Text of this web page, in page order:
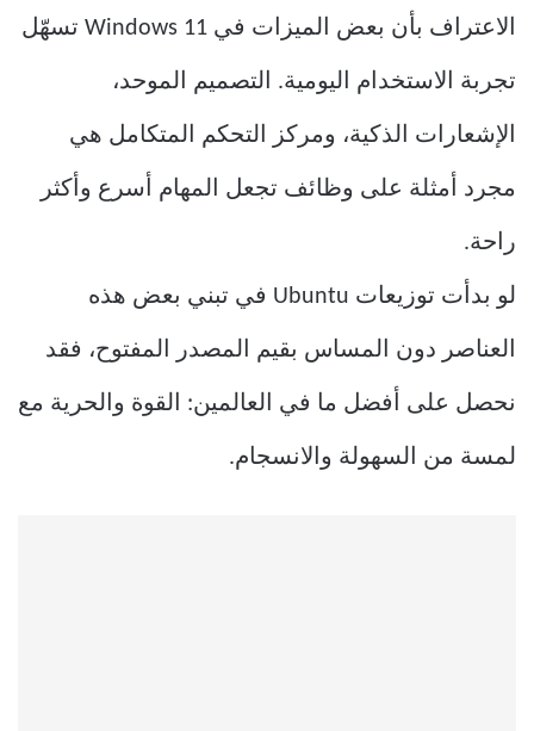
الاعتراف بأن بعض الميزات في Windows 11 تسهّل
تجربة الاستخدام اليومية. التصميم الموحد،
الإشعارات الذكية، ومركز التحكم المتكامل هي
مجرد أمثلة على وظائف تجعل المهام أسرع وأكثر
راحة.
لو بدأت توزيعات Ubuntu في تبني بعض هذه
العناصر دون المساس بقيم المصدر المفتوح، فقد
نحصل على أفضل ما في العالمين: القوة والحرية مع
لمسة من السهولة والانسجام.